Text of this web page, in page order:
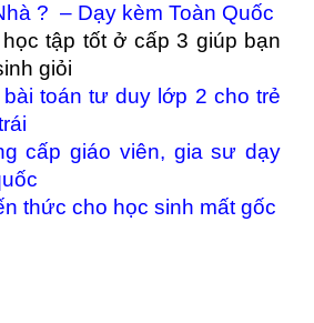
? – Dạy kèm Toàn Quốc
tập tốt ở cấp 3 giúp bạn
giỏi
toán tư duy lớp 2 cho trẻ
cấp giáo viên, gia sư dạy
thức cho học sinh mất gốc